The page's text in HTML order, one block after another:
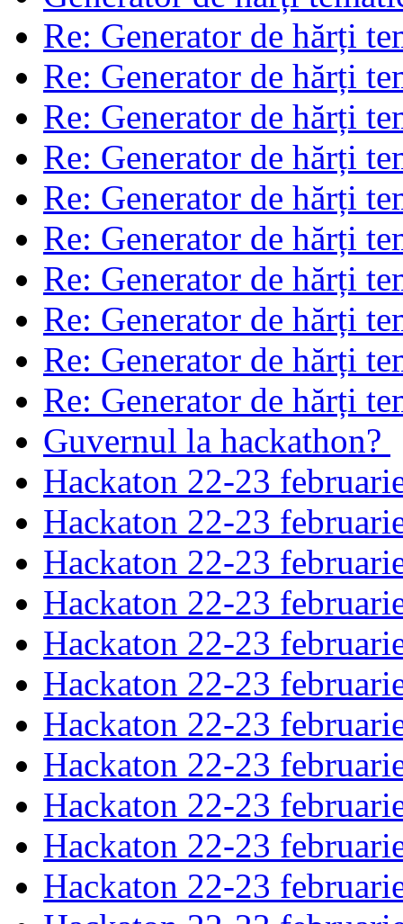
Re: Generator de hărți
Re: Generator de hărți
Re: Generator de hărți
Re: Generator de hărți
Re: Generator de hărți
Re: Generator de hărți
Re: Generator de hărți
Re: Generator de hărți
Re: Generator de hărți
Re: Generator de hărți
Guvernul la hackathon?
Hackaton 22-23
Hackaton 22-23
Hackaton 22-23
Hackaton 22-23
Hackaton 22-23
Hackaton 22-23
Hackaton 22-23
Hackaton 22-23
Hackaton 22-23
Hackaton 22-23
Hackaton 22-23